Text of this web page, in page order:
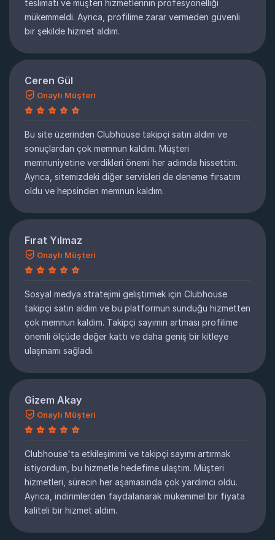
teslimatı ve müşteri hizmetlerinin profesyonelliği
mükemmeldi. Ayrıca, profilime zarar vermeden güvenli
bir şekilde hizmet aldım.
Ceren Gül
Onaylı Müşteri
Bu site üzerinden Clubhouse takipçi satın aldım ve
sonuçlardan çok memnun kaldım. Müşteri
memnuniyetine verdikleri önemi her adımda hissettim.
Ayrıca, sitemizdeki diğer servisleri de deneme fırsatım
oldu ve hepsinden memnun kaldım.
Fırat Yılmaz
Onaylı Müşteri
Sosyal medya stratejimi geliştirmek için Clubhouse
takipçi satın aldım ve bu platformun sunduğu hizmetten
çok memnun kaldım. Takipçi sayımın artması profilime
önemli ölçüde değer kattı ve daha geniş bir kitleye
ulaşmamı sağladı.
Gizem Akay
Onaylı Müşteri
Clubhouse'ta etkileşimimi ve takipçi sayımı artırmak
istiyordum, bu hizmetle hedefime ulaştım. Müşteri
hizmetleri, sürecin her aşamasında çok yardımcı oldu.
Ayrıca, indirimlerden faydalanarak mükemmel bir fiyata
kaliteli bir hizmet aldım.